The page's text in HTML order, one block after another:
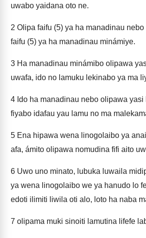
uwabo yaidana oto ne.
2 Olipa faifu (5) ya ha manadinau
faifu (5) ya ha manadinau minámiye.
3 Ha manadinau minámibo olipawa
uwafa, ido no lamuku lekinabo ya ma
4 Ido ha manadinau nebo olipawa
fiyabo idafau yau lamu no ma
5 Ena hipawa wena linogolaibo ya
afa, ámito olipawa nomudina fifi aito
6 Uwo uno minato, lubuka luwaila
ya wena linogolaibo we ya hanudo lo
edoti ilimiti liwila oti alo, loto ha naba
7 olipama muki sinoiti lamutina lifefe